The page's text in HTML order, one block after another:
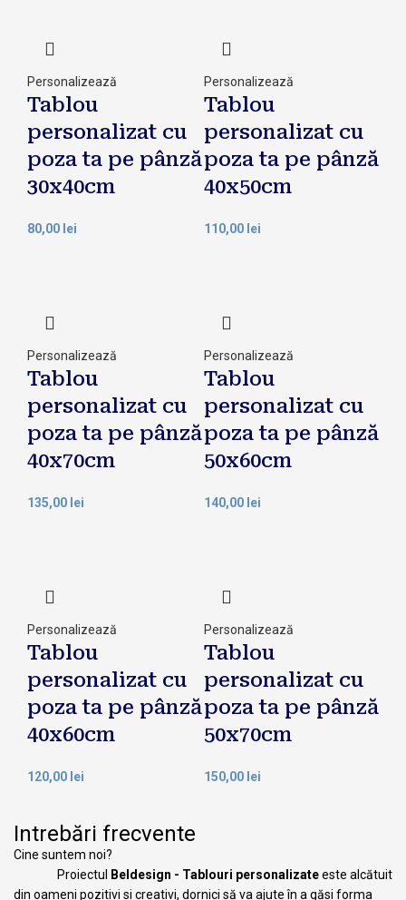
Personalizează
Tablou
personalizat cu
poza ta pe pânză
30x40cm
80,00 lei
Personalizează
Tablou
personalizat cu
poza ta pe pânză
40x50cm
110,00 lei
Personalizează
Tablou
personalizat cu
poza ta pe pânză
40x70cm
135,00 lei
Personalizează
Tablou
personalizat cu
poza ta pe pânză
50x60cm
140,00 lei
Personalizează
Tablou
personalizat cu
poza ta pe pânză
40x60cm
120,00 lei
Personalizează
Tablou
personalizat cu
poza ta pe pânză
50x70cm
150,00 lei
Intrebări frecvente
Cine suntem noi?
Proiectul
Beldesign - Tablouri personalizateeste alcătuit
din oameni pozitivi si creativi, dornici să va ajute în a găsi forma